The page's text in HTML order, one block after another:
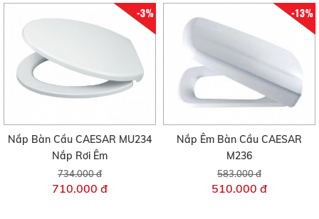
-3%
Nắp Bàn Cầu CAESAR MU234
Nắp Rơi Êm
734.000 đ
710.000 đ
-13%
Nắp Êm Bàn Cầu CAESAR
M236
583.000 đ
510.000 đ